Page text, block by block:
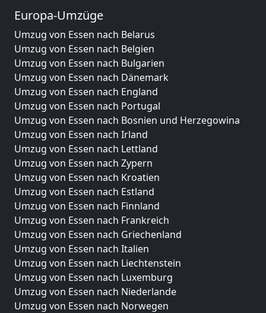
Europa-Umzüge
Umzug von Essen nach Belarus
Umzug von Essen nach Belgien
Umzug von Essen nach Bulgarien
Umzug von Essen nach Dänemark
Umzug von Essen nach England
Umzug von Essen nach Portugal
Umzug von Essen nach Bosnien und Herzegowina
Umzug von Essen nach Irland
Umzug von Essen nach Lettland
Umzug von Essen nach Zypern
Umzug von Essen nach Kroatien
Umzug von Essen nach Estland
Umzug von Essen nach Finnland
Umzug von Essen nach Frankreich
Umzug von Essen nach Griechenland
Umzug von Essen nach Italien
Umzug von Essen nach Liechtenstein
Umzug von Essen nach Luxemburg
Umzug von Essen nach Niederlande
Umzug von Essen nach Norwegen